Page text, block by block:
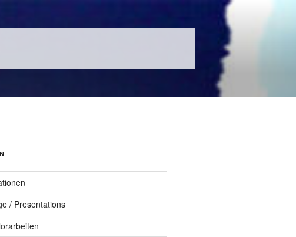
/ Presentations